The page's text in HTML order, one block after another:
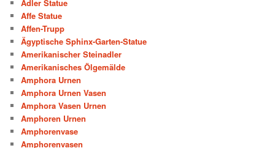
Adler Statue
Affe Statue
Affen-Trupp
Ägyptische Sphinx-Garten-Statue
Amerikanischer Steinadler
Amerikanisches Ölgemälde
Amphora Urnen
Amphora Urnen Vasen
Amphora Vasen Urnen
Amphoren Urnen
Amphorenvase
Amphorenvasen